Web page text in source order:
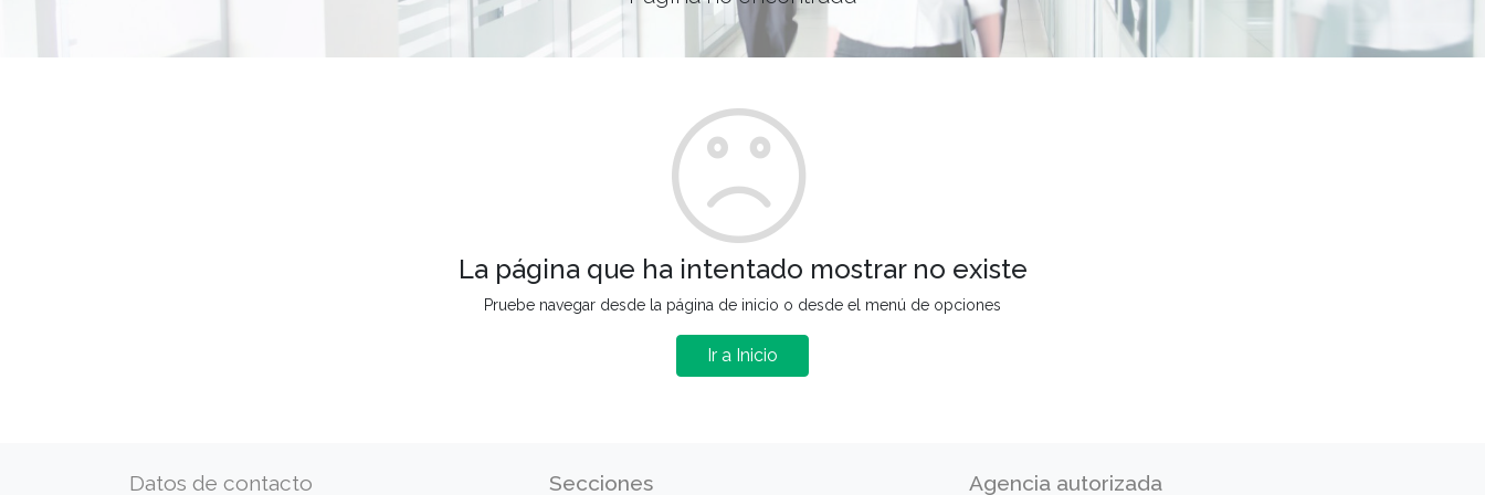
La página que ha intentado mostrar no existe
Pruebe navegar desde la página de inicio o desde el menú de opciones
Ir a Inicio
Datos de contacto Secciones Agencia autorizada